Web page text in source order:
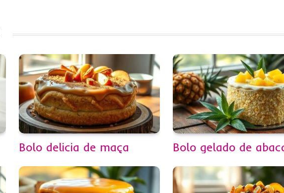
Bolo delicia de maça Bolo gelado de